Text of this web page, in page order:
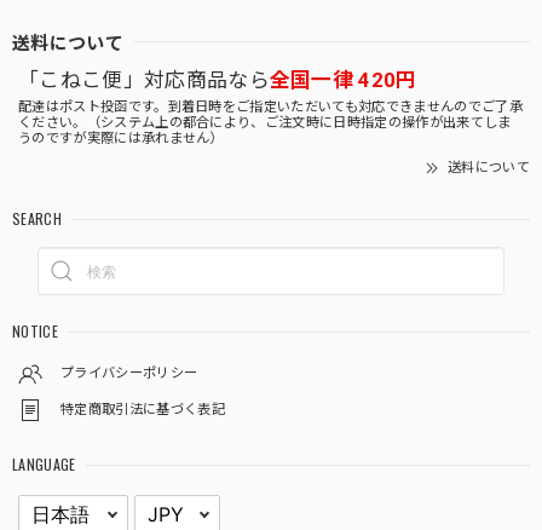
送料について
「こねこ便」対応商品なら全国一律 420円
配達はポスト投函です。到着日時をご指定いただいても対応できませんのでご了承
ください。（システム上の都合により、ご注文時に日時指定の操作が出来てしま
うのですが実際には承れません）
送料について
SEARCH
NOTICE
プライバシーポリシー
特定商取引法に基づく表記
LANGUAGE